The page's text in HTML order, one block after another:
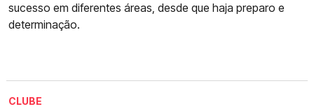
sucesso em diferentes áreas, desde que haja preparo e
determinação.
CLUBE